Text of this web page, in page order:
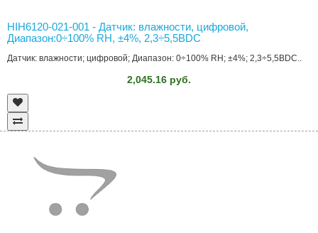
HIH6120-021-001 - Датчик: влажности, цифровой,
Диапазон:0÷100% RH, ±4%, 2,3÷5,5ВDC
Датчик: влажности; цифровой; Диапазон: 0÷100% RH; ±4%; 2,3÷5,5ВDC..
2,045.16 руб.